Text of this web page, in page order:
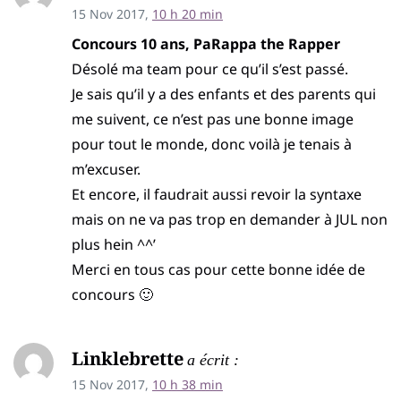
15 Nov 2017, 10 h 20 min
Concours 10 ans, PaRappa the Rapper
Désolé ma team pour ce qu’il s’est passé.
Je sais qu’il y a des enfants et des parents qui
me suivent, ce n’est pas une bonne image
pour tout le monde, donc voilà je tenais à
m’excuser.
Et encore, il faudrait aussi revoir la syntaxe
mais on ne va pas trop en demander à JUL non
plus hein ^^’
Merci en tous cas pour cette bonne idée de
concours 🙂
Linklebrette a écrit :
15 Nov 2017, 10 h 38 min